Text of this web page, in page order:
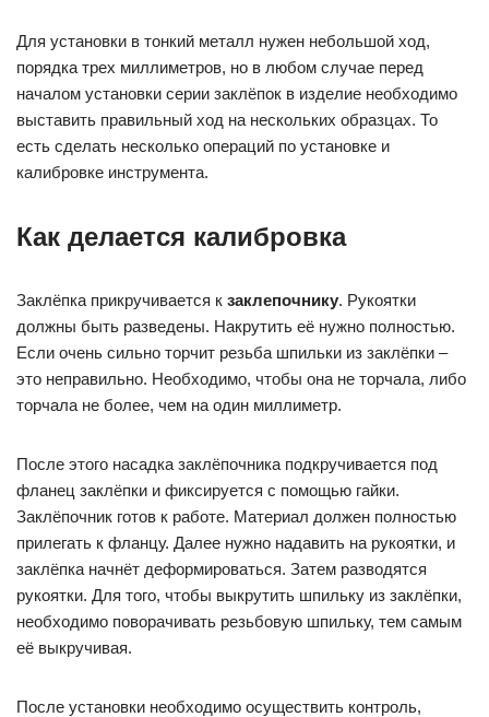
Для установки в тонкий металл нужен небольшой ход,
порядка трех миллиметров, но в любом случае перед
началом установки серии заклёпок в изделие необходимо
выставить правильный ход на нескольких образцах. То
есть сделать несколько операций по установке и
калибровке инструмента.
Как делается калибровка
Заклёпка прикручивается к заклепочнику. Рукоятки
должны быть разведены. Накрутить её нужно полностью.
Если очень сильно торчит резьба шпильки из заклёпки –
это неправильно. Необходимо, чтобы она не торчала, либо
торчала не более, чем на один миллиметр.
После этого насадка заклёпочника подкручивается под
фланец заклёпки и фиксируется с помощью гайки.
Заклёпочник готов к работе. Материал должен полностью
прилегать к фланцу. Далее нужно надавить на рукоятки, и
заклёпка начнёт деформироваться. Затем разводятся
рукоятки. Для того, чтобы выкрутить шпильку из заклёпки,
необходимо поворачивать резьбовую шпильку, тем самым
её выкручивая.
После установки необходимо осуществить контроль,